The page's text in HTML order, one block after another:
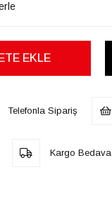
Telefonla Sipariş
Kargo Bedava